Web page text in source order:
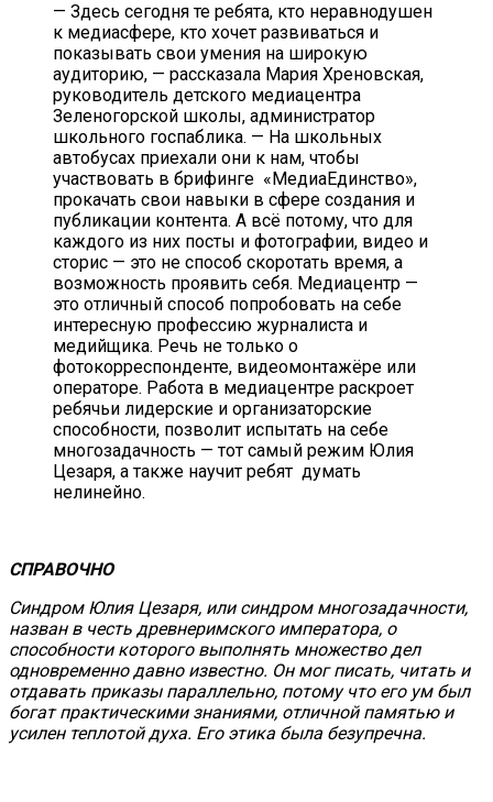
— Здесь сегодня те ребята, кто неравнодушен
к медиасфере, кто хочет развиваться и
показывать свои умения на широкую
аудиторию, — рассказала Мария Хреновская,
руководитель детского медиацентра
Зеленогорской школы, администратор
школьного госпаблика. — На школьных
автобусах приехали они к нам, чтобы
участвовать в брифинге «МедиаЕдинство»,
прокачать свои навыки в сфере создания и
публикации контента. А всё потому, что для
каждого из них посты и фотографии, видео и
сторис — это не способ скоротать время, а
возможность проявить себя. Медиацентр —
это отличный способ попробовать на себе
интересную профессию журналиста и
медийщика. Речь не только о
фотокорреспонденте, видеомонтажёре или
операторе. Работа в медиацентре раскроет
ребячьи лидерские и организаторские
способности, позволит испытать на себе
многозадачность — тот самый режим Юлия
Цезаря, а также научит ребят думать
нелинейно.
СПРАВОЧНО
Синдром Юлия Цезаря, или синдром многозадачности,
назван в честь древнеримского императора, о
способности которого выполнять множество дел
одновременно давно известно. Он мог писать, читать и
отдавать приказы параллельно, потому что его ум был
богат практическими знаниями, отличной памятью и
усилен теплотой духа. Его этика была безупречна.